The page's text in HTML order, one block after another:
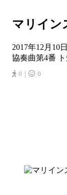
マリイン
2017年12月10
協奏曲第4番
0｜ 0